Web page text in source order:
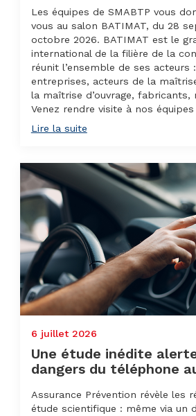
Les équipes de SMABTP vous
vous au salon BATIMAT, du 28
octobre 2026. BATIMAT est le
international de la filière de la
réunit l’ensemble de ses acteurs
entreprises, acteurs de la
la maîtrise d’ouvrage, fabricants,
Venez rendre visite à nos équipes
Lire la suite
6 juillet 2026
Une étude inédite
dangers du téléphone
Assurance Prévention révèle les
étude scientifique : même via un